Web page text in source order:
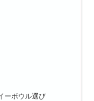
ーボウル選び